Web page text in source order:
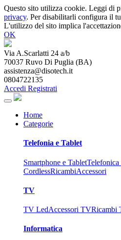
Questo sito utilizza cookie. Leggi di
privacy. Per disabilitarli configura il
L'utilizzo del sito implica
OK
Via A.Scarlatti 24 a/b
70037 Ruvo Di Puglia (BA)
assistenza@disotech.it
0804722135
Accedi Registrati
Home
Categorie
Telefonia e Tablet
Smartphone e TabletTelefonica
CordlessRicambiAccessori
TV
TV LedAccessori TVRicambi
Informatica